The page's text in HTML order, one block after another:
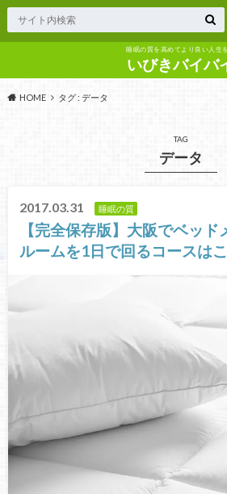
睡眠の質を高めてより良い人生
いびきバイバ
HOME タグ : データ
TAG
データ
2017.03.31 睡眠の質
【完全保存版】大阪でベッ
ルームを1日で回るコースは